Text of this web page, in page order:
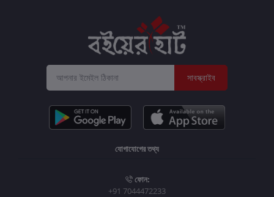
সাবস্ক্রাইব
যোগাযোগের তথ্য
ফোন:
+91 7044472233